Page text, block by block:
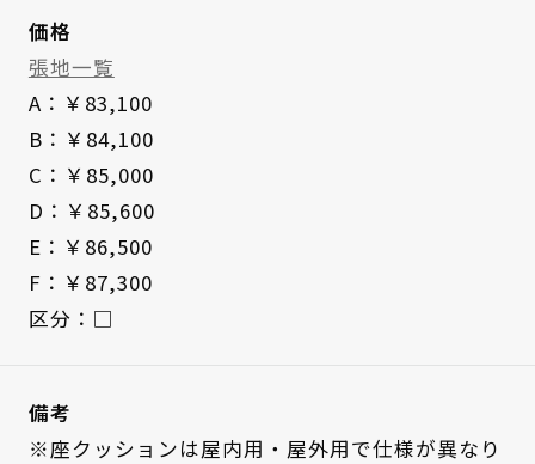
価格
張地一覧
A：￥83,100
B：￥84,100
C：￥85,000
D：￥85,600
E：￥86,500
F：￥87,300
区分：□
備考
※座クッションは屋内用・屋外用で仕様が異なり